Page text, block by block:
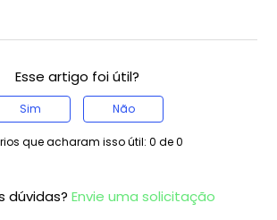
Esse artigo foi útil?
Sim Não
que acharam isso útil: 0 de 0
dúvidas? Envie uma solicitação